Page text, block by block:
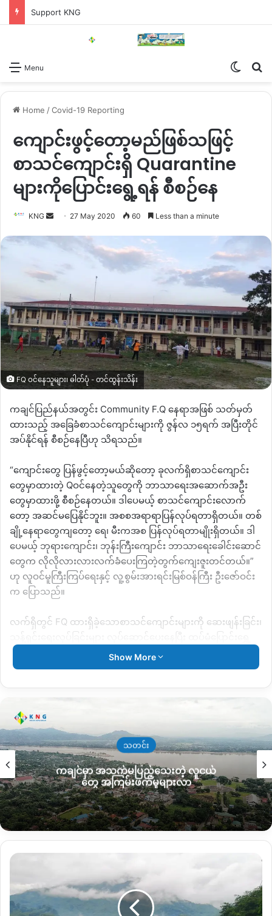
Support KNG
Menu
Home /Covid-19 Reporting
ကျောင်းဖွင့်တော့မည်ဖြစ်သဖြင့်
စာသင်ကျောင်းရှိ Quarantine
များကိုပြောင်းရွေ့ရန် စီစဉ်နေ
KNG
Send
email
27 May 2020 60 Less than a minute
FQ ဝင်နေသူများ၊ ဓါတ်ပုံ - တင်ထွန်းသိန်း
ကချင်ပြည်နယ်အတွင်း Community F.Q နေရာအဖြစ် သတ်မှတ်
ထားသည့် အခြေခံစာသင်ကျောင်းများကို ဇွန်လ ၁၅ရက် အပြီးတိုင်
အပ်နိုင်ရန် စီစဉ်နေပြီဟု သိရသည်။
“ကျောင်းတွေ ပြန်ဖွင့်တော့မယ်ဆိုတော့ ခုလက်ရှိစာသင်ကျောင်း
တွေမှာထားတဲ့ Qဝင်နေတဲ့သူတွေကို ဘာသာရေးအဆောက်အဦး
တွေမှာထားဖို့ စီစဉ်နေတယ်။ ဒါပေမယ့် စာသင်ကျောင်းလောက်
တော့ အဆင်မပြေနိုင်ဘူး။ အစစအရာရာပြန်လုပ်ရတာရှိတယ်။ တစ်
ချို့နေရာတွေကျတော့ ရေ၊ မီးကအစ ပြန်လုပ်ရတာမျိုးရှိတယ်။ ဒါ
ပေမယ့် ဘုရားကျောင်း၊ ဘုန်းကြီးကျောင်း ဘာသာရေးခေါင်းဆောင်
တွေက လိုလိုလားလားလက်ခံပေးကြတဲ့တွက်ကျေးဇူးတင်တယ်။”
ဟု လူဝင်မူကြီးကြပ်ရေးနှင့် လူ့စွမ်းအားရင်းမြစ်ဝန်ကြီး ဦးဇော်ဝင်း
က ပြောသည်။
လက်ရှိတွင် FQ ထားရှိခဲ့သောစာသင်ကျောင်းများကို ဆေးဖျန်းခြင်း၊
မည့်တစ်ချို့နေရာများတွင်လည်း ရေ၊ မီးရရှိရန် ဆောင်ရွက်နေကြ
သည်။
ဇွန်လ ၁၆ရက်နေ့ နောက်ပိုင်း ပြန်လည်ဝင်ရောက်လာမည့် နိုင်ငံခြား
ပြန်များကို အသစ်ပြင်ဆင်ထားသော FQ နေရာများတွင်သာ ထားရှိ
တော့မည်ဖြစ်သည်။
ကချင်ပြည်နယ်တစ်ပြည်နယ်လုံးအတိုင်းအတာ F.Q သတ်မှတ်ထား
သည့်နေရာများမှ မြစ်ကြီးနားခရိုင်(၈၂)၊ ဗန်းမော်ခရိုင်(၂၆၆)၊ မိုး
ညှင်းခရိုင်(၁၄၂)၊ ပူတာအိုခရိုင် (၄၅) ရှိပြီး နေရာစုစုပေါင်း ၅၃၅
နေရာရှိပြီး Q ဝင်နေသူအားလုံး ၉၀၀၀၀ ကျော်ရှိသည်ဟု လဝက
ဌာနမှ သိရသည်။
၂၆ရက်နေ့ထိ တရုတ်နိုင်ငံမှပြန်လည်ဝင်ရောက်လာသူ စုစုပေါင်း
၁၀၀၀၀ နီးပါးရှိပြီ ဖြစ်ကြောင်း သိရသည်။
Show More
သတင်း
ကချင်မှာ အသက်မပြည့်သေးတဲ့ လူငယ်
တွေ အကြမ်းဖက်မှုများလာ
ချီ
KBC
စစ်
ရှောင်